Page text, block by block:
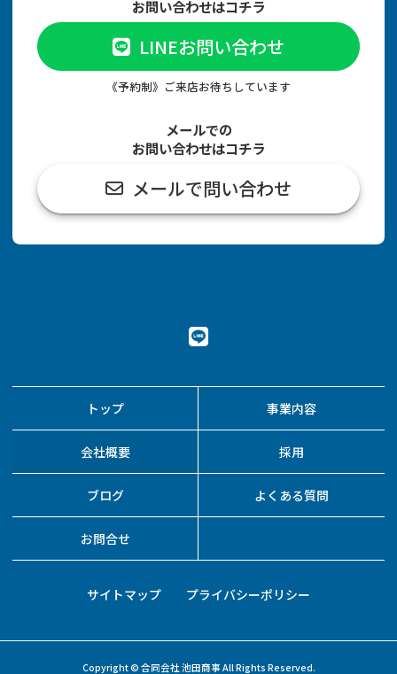
お問い合わせはコチラ
LINEお問い合わせ
《予約制》ご来店お待ちしています
メールでの
お問い合わせはコチラ
メールで問い合わせ
トップ 事業内容
会社概要 採用
ブログ よくある質問
お問合せ
サイトマップ プライバシーポリシー
Copyright © 合同会社 池田商事 All Rights Reserved.